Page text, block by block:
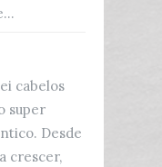
cabelos
super
Desde
crescer,